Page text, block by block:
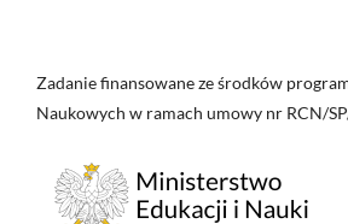
Zadanie finansowane ze środków
Naukowych w ramach umowy nr RCN/